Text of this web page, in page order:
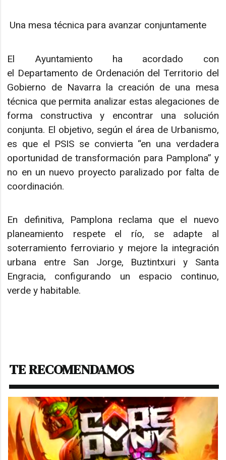
Una mesa técnica para avanzar conjuntamente
El Ayuntamiento ha acordado con
el Departamento de Ordenación del Territorio del
Gobierno de Navarra la creación de una mesa
técnica que permita analizar estas alegaciones de
forma constructiva y encontrar una solución
conjunta. El objetivo, según el área de Urbanismo,
es que el PSIS se convierta “en una verdadera
oportunidad de transformación para Pamplona” y
no en un nuevo proyecto paralizado por falta de
coordinación.
En definitiva, Pamplona reclama que el nuevo
planeamiento respete el río, se adapte al
soterramiento ferroviario y mejore la integración
urbana entre San Jorge, Buztintxuri y Santa
Engracia, configurando un espacio continuo,
verde y habitable.
TE RECOMENDAMOS